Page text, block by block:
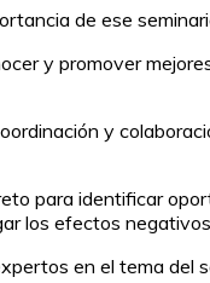
de ese
y promover
y
para identificar
los efectos negativos
en el tema del